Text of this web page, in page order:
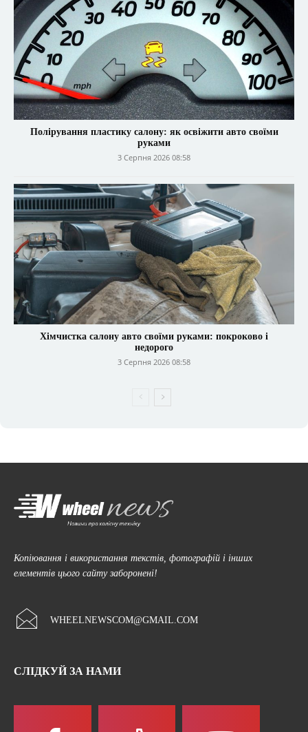
Полірування пластику салону: як освіжити авто своїми
руками
3 Серпня 2026 08:58
Хімчистка салону авто своїми руками: покроково і
недорого
3 Серпня 2026 08:58
Копіювання і використання текстів, фотографій і інших
елементів цього сайту заборонені!
WHEELNEWSCOM@GMAIL.COM
СЛІДКУЙ ЗА НАМИ